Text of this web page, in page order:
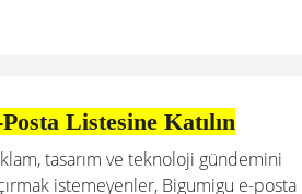
Listesine Katılın
tasarım ve teknoloji gündemini
istemeyenler, Bigumigu e-posta